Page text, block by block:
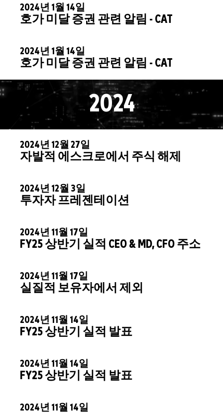
2024년 1월 14일
호가 미달 증권 관련 알림 - CAT
2024년 1월 14일
호가 미달 증권 관련 알림 - CAT
2024
2024년 12월 27일
자발적 에스크로에서 주식 해제
2024년 12월 3일
투자자 프레젠테이션
2024년 11월 17일
FY25 상반기 실적 CEO & MD, CFO 주소
2024년 11월 17일
실질적 보유자에서 제외
2024년 11월 14일
FY25 상반기 실적 발표
2024년 11월 14일
FY25 상반기 실적 발표
2024년 11월 14일